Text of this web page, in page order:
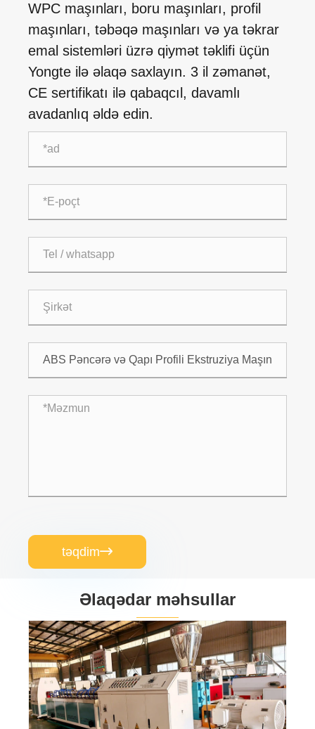
WPC maşınları, boru maşınları, profil
maşınları, təbəqə maşınları və ya təkrar
emal sistemləri üzrə qiymət təklifi üçün
Yongte ilə əlaqə saxlayın. 3 il zəmanət,
CE sertifikatı ilə qabaqcıl, davamlı
avadanlıq əldə edin.
təqdim
Əlaqədar məhsullar
ABS Profil Ekstruziya Xətti
Ətraflı Baxın >>